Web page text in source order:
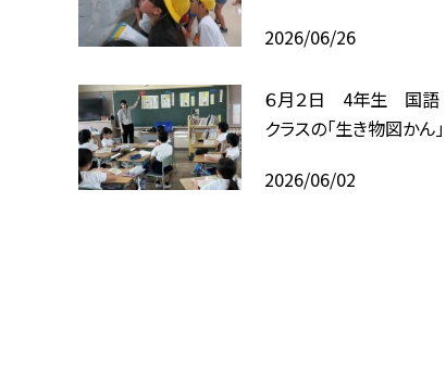
2026/06/26
６月２日 4年生 国
クラスの「生き物図かん」
2026/06/02